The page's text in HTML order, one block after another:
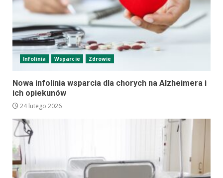
Infolinia Wsparcie Zdrowie
Nowa infolinia wsparcia dla chorych na Alzheimera i
ich opiekunów
24 lutego 2026